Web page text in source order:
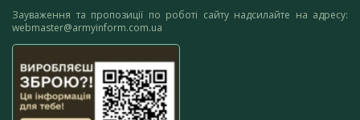
Зауваження та пропозиції по роботі сайту надсилайте на адресу:
webmaster@armyinform.com.ua